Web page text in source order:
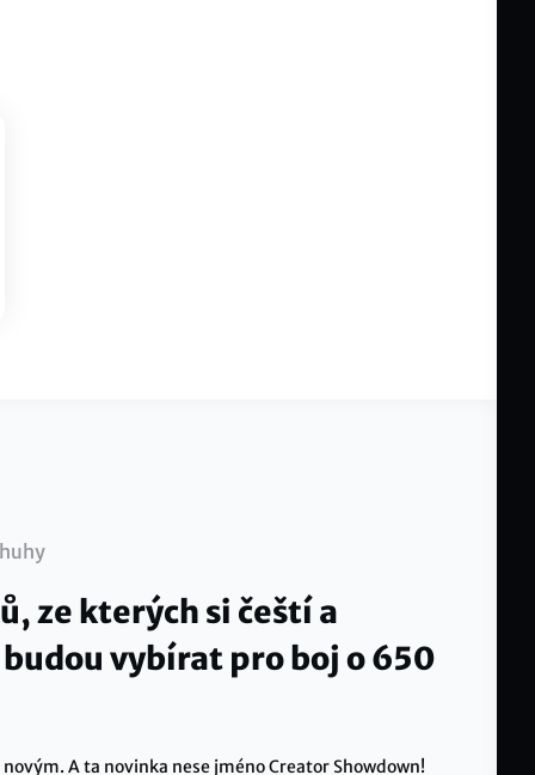
huhy
ze kterých si čeští a
vybírat pro boj o 650
A ta novinka nese jméno Creator Showdown!